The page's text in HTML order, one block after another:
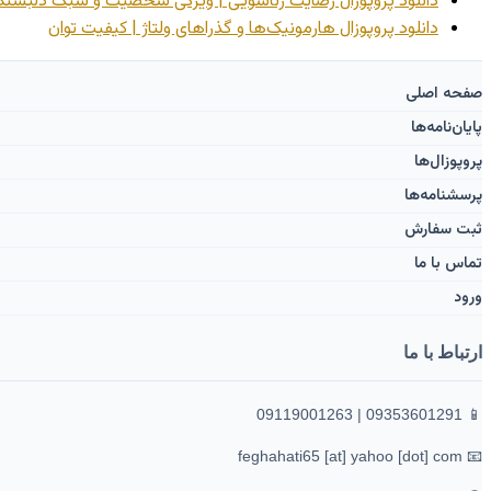
دانلود پروپوزال هارمونیک‌ها و گذراهای ولتاژ | کیفیت توان
صفحه اصلی
پایان‌نامه‌ها
پروپوزال‌ها
پرسشنامه‌ها
ثبت سفارش
تماس با ما
ورود ‌
ارتباط با ما
📱 09353601291 | 09119001263
📧 feghahati65 [at] yahoo [dot] com